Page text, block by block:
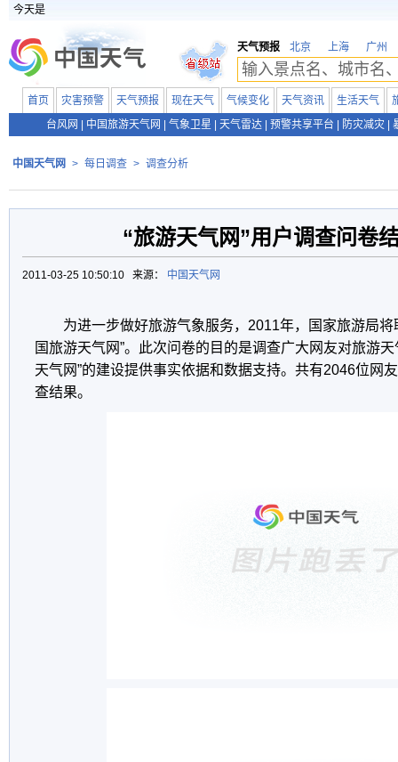
今天是
天气预报 北京 上海 广州
首页 灾害预警 天气预报 现在天气 气候变化 天气资讯 生活天气
台风网
中国旅游天气网 气象卫星 天气雷达 预警共享平台 防灾减灾
中国天气网 > 每日调查 > 调查分析
“旅游天气网”用户调查问卷
2011-03-25 10:50:10 来源： 中国天气网
为进一步做好旅游气象服务，2011年，国家旅游局
国旅游天气网”。此次问卷的目的是调查广大网友对旅游
天气网”的建设提供事实依据和数据支持。共有2046位网
查结果。